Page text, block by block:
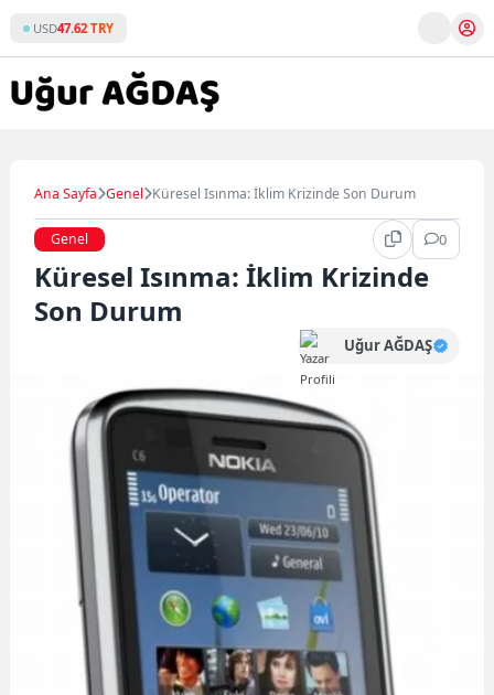
content
USD47.62 TRY
Ana Sayfa Genel Küresel Isınma: İklim Krizinde Son Durum
Genel 0
Küresel Isınma: İklim Krizinde
Son Durum
Uğur AĞDAŞ